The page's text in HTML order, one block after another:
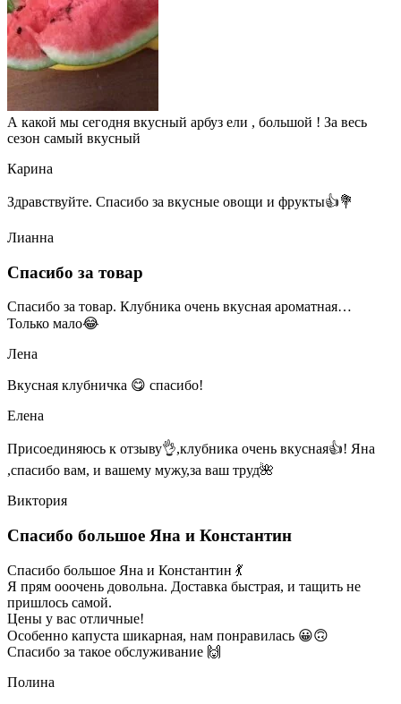
А какой мы сегодня вкусный арбуз ели , большой ! За весь
сезон самый вкусный
Карина
Здравствуйте. Спасибо за вкусные овощи и фрукты👍💐
Лианна
Спасибо за товар
Спасибо за товар. Клубника очень вкусная ароматная…
Только мало😂
Лена
Вкусная клубничка 😋 спасибо!
Елена
Присоединяюсь к отзыву👌,клубника очень вкусная👍! Яна
,спасибо вам, и вашему мужу,за ваш труд🌺
Виктория
Спасибо большое Яна и Константин
Спасибо большое Яна и Константин 💃
Я прям ооочень довольна. Доставка быстрая, и тащить не
пришлось самой.
Цены у вас отличные!
Особенно капуста шикарная, нам понравилась 😀🙃
Спасибо за такое обслуживание 🙌
Полина